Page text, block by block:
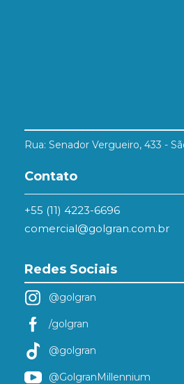
Rua: Senador Vergueiro, 433 -
Contato
+55 (11) 4223-6696
comercial@golgran.com.br
Redes Sociais
@golgran
/golgran
@golgran
@GolgranMillennium